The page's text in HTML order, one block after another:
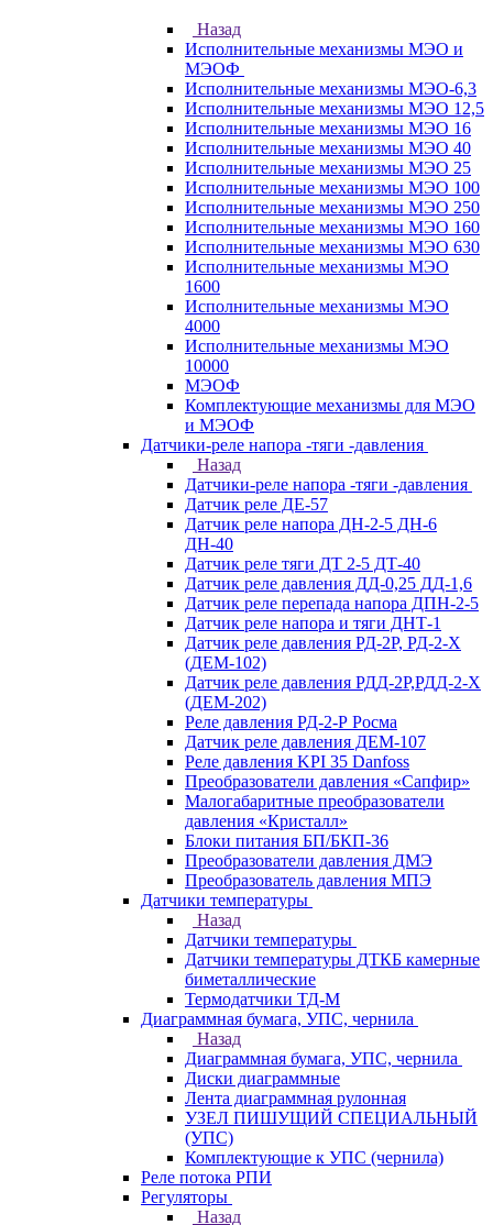
Назад
Исполнительные механизмы МЭО и
МЭОФ
Исполнительные механизмы МЭО-6,3
Исполнительные механизмы МЭО 12,5
Исполнительные механизмы МЭО 16
Исполнительные механизмы МЭО 40
Исполнительные механизмы МЭО 25
Исполнительные механизмы МЭО 100
Исполнительные механизмы МЭО 250
Исполнительные механизмы МЭО 160
Исполнительные механизмы МЭО 630
Исполнительные механизмы МЭО
1600
Исполнительные механизмы МЭО
4000
Исполнительные механизмы МЭО
10000
МЭОФ
Комплектующие механизмы для МЭО
и МЭОФ
Датчики-реле напора -тяги -давления
Назад
Датчики-реле напора -тяги -давления
Датчик реле ДЕ-57
Датчик реле напора ДН-2-5 ДН-6
ДН-40
Датчик реле тяги ДТ 2-5 ДТ-40
Датчик реле давления ДД-0,25 ДД-1,6
Датчик реле перепада напора ДПН-2-5
Датчик реле напора и тяги ДНТ-1
Датчик реле давления РД-2Р, РД-2-Х
(ДЕМ-102)
Датчик реле давления РДД-2Р,РДД-2-Х
(ДЕМ-202)
Реле давления РД-2-Р Росма
Датчик реле давления ДЕМ-107
Реле давления KPI 35 Danfoss
Преобразователи давления «Сапфир»
Малогабаритные преобразователи
давления «Кристалл»
Блоки питания БП/БКП-36
Преобразователи давления ДМЭ
Преобразователь давления МПЭ
Датчики температуры
Назад
Датчики температуры
Датчики температуры ДТКБ камерные
биметаллические
Термодатчики ТД-М
Диаграммная бумага, УПС, чернила
Назад
Диаграммная бумага, УПС, чернила
Диски диаграммные
Лента диаграммная рулонная
УЗЕЛ ПИШУЩИЙ СПЕЦИАЛЬНЫЙ
(УПС)
Комплектующие к УПС (чернила)
Реле потока РПИ
Регуляторы
Назад